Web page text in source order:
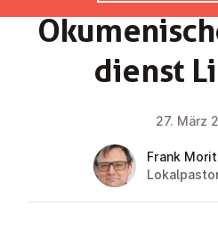
dienst
27. März
Frank